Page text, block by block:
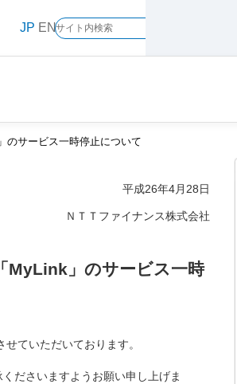
イ
ン
ツ
JP EN
のサービス一時停止について
平成26年4月28日
ＮＴＴファイナンス株式会社
MyLink」のサービス一時
ていただいております。
ださいますようお願い申し上げま